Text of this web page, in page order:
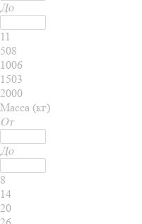
До
11
508
1006
1503
2000
Масса (кг)
От
До
8
14
20